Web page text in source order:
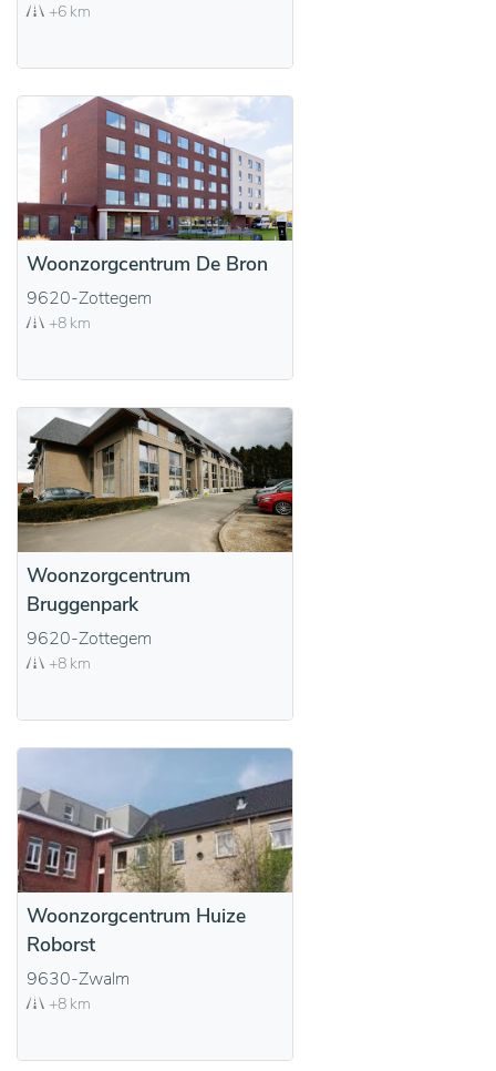
+6 km
Woonzorgcentrum De Bron
9620-Zottegem
+8 km
Woonzorgcentrum
Bruggenpark
9620-Zottegem
+8 km
Woonzorgcentrum Huize
Roborst
9630-Zwalm
+8 km